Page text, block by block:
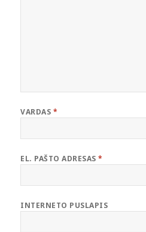
VARDAS *
EL. PAŠTO ADRESAS*
INTERNETO PUSLAPIS